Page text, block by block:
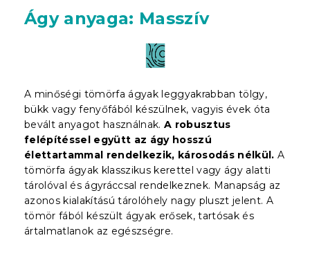
Ágy anyaga: Masszív
A minőségi tömörfa ágyak leggyakrabban tölgy,
bükk vagy fenyőfából készülnek, vagyis évek óta
bevált anyagot használnak. A robusztus
felépítéssel együtt az ágy hosszú
élettartammal rendelkezik, károsodás nélkül. A
tömörfa ágyak klasszikus kerettel vagy ágy alatti
tárolóval és ágyráccsal rendelkeznek. Manapság az
azonos kialakítású tárolóhely nagy pluszt jelent. A
tömör fából készült ágyak erősek, tartósak és
ártalmatlanok az egészségre.